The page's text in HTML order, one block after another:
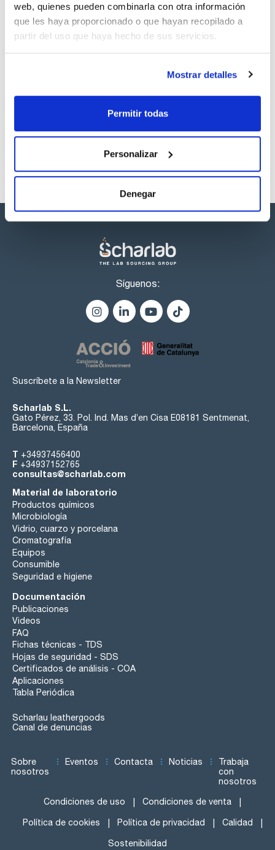
web, quienes pueden combinarla con otra información
que les haya proporcionado o que hayan recopilado a
partir del uso que haya hecho de sus servicios.
Mostrar detalles
Permitir todas
Personalizar
Denegar
Regístrate para
descargas
Regístrate para
descargas
SDS/ Hoja de seguridad
descargas
listos para una entrega inmediata.
Síguenos:
Suscríbete a la Newsletter
Scharlab S.L.
Gato Pérez, 33. Pol. Ind. Mas d’en Cisa E08181 Sentmenat,
Barcelona, España
T +34937456400
F +34937152765
consultas@scharlab.com
Material de laboratorio
Productos químicos
Microbiología
Vidrio, cuarzo y porcelana
Cromatografía
Equipos
Consumible
Seguridad e higiene
Documentación
Publicaciones
Videos
FAQ
Fichas técnicas - TDS
Hojas de seguridad - SDS
Certificados de análisis - COA
Aplicaciones
Tabla Periódica
Scharlau leathergoods
Canal de denuncias
Sobre
nosotros
Eventos Contacta Noticias
Trabaja
con
nosotros
Condiciones de uso Condiciones de venta
Política de cookies Política de privacidad Calidad
Sostenibilidad